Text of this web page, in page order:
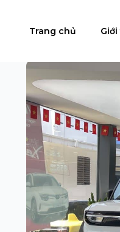
Trang chủ